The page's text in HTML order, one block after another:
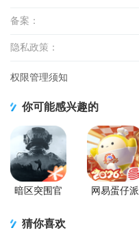
备案：
隐私政策：
权限管理须知
你可能感兴趣的
暗区突围官
网易蛋仔派
猜你喜欢